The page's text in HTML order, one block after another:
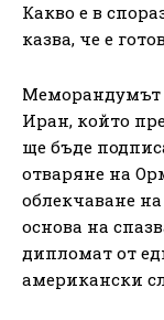
Какво е в
казва, че е
Меморандумът
Иран, който
ще бъде
отваряне на
облекчаване
основа на
дипломат от
американски